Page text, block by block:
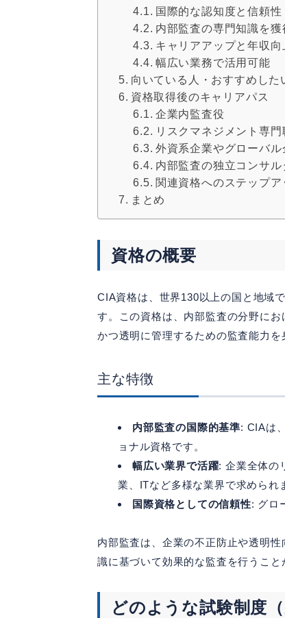
国際的な認知度と信頼性
内部監査の専門知識を獲
キャリアアップと年収向
幅広い業務で活用可能
向いている人・おすすめした
資格取得後のキャリアパス
企業内監査役
リスクマネジメント専門
外資系企業やグローバル
内部監査の独立コンサル
関連資格へのステップア
まとめ
資格の概要
CIA資格は、世界130以上の国と地域
す。この資格は、内部監査の分野に
かつ透明に管理するための監査能力を
主な特徴
内部監査の国際的基準: CIAは
ョナル資格です。
幅広い業界で活躍: 企業全体の
業、ITなど多様な業界で求められ
国際資格としての信頼性: グロ
内部監査は、企業の不正防止や透明
識に基づいて効果的な監査を行うこと
どのような試験制度